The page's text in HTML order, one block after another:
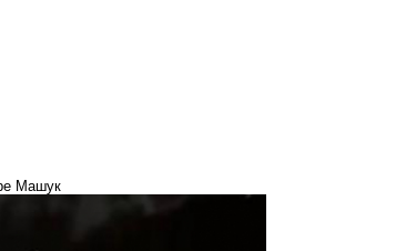
Машук